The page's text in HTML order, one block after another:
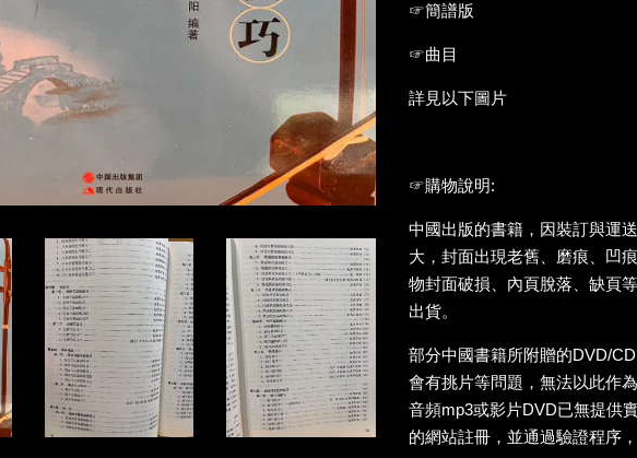
☞簡譜版
☞曲目
詳見以下圖片
☞購物說明:
中國出版的書籍，因裝訂與運
大，封面出現老舊、磨痕、凹
物封面破損、內頁脫落、缺頁
出貨。
部分中國書籍所附贈的DVD/
會有挑片等問題，無法以此作
音頻mp3或影片DVD已無提供
的網站註冊，並通過驗證程序